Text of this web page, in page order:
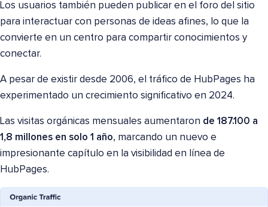
Los usuarios también pueden publicar en el foro del sitio
para interactuar con personas de ideas afines, lo que la
convierte en un centro para compartir conocimientos y
conectar.
A pesar de existir desde 2006, el tráfico de HubPages ha
experimentado un crecimiento significativo en 2024.
Las visitas orgánicas mensuales aumentaron de 187.100 a
1,8 millones en solo 1 año, marcando un nuevo e
impresionante capítulo en la visibilidad en línea de
HubPages.